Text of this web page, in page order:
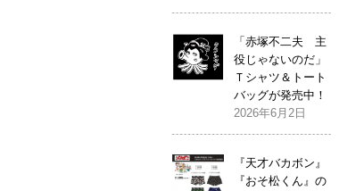
「赤塚不二夫 主
役じゃないのだ」
Ｔシャツ＆トート
バッグが発売中！
2026年6月2日
『天才バカボン』
『おそ松くん』の